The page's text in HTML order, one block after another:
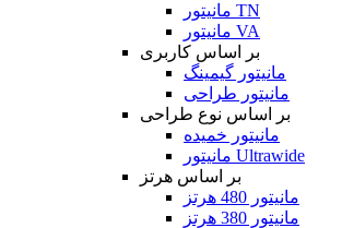
مانیتور TN
مانیتور VA
بر اساس کاربری
مانیتور گیمینگ
مانیتور طراحی
بر اساس نوع طراحی
مانیتور خمیده
مانیتور Ultrawide
بر اساس هرتز
مانیتور 480 هرتز
مانیتور 380 هرتز